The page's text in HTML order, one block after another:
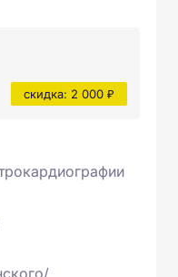
скидка: 2 000 ₽